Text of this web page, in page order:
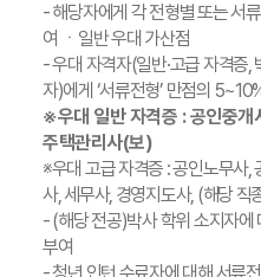
- 해당자에게 각 전형별 또는 서
여 ㆍ일반 우대 가산점
- 우대 자격자(일반·고급 자격증,
자)에게 ‘서류전형’ 만점의
※우대 일반 자격증 : 공인중개
주택관리사(보)
※우대 고급 자격증 : 공인노무사,
사, 세무사, 경영지도사, (해당 직
- (해당 전공)박사 학위 소지자에
부여